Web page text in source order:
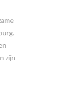
zijn